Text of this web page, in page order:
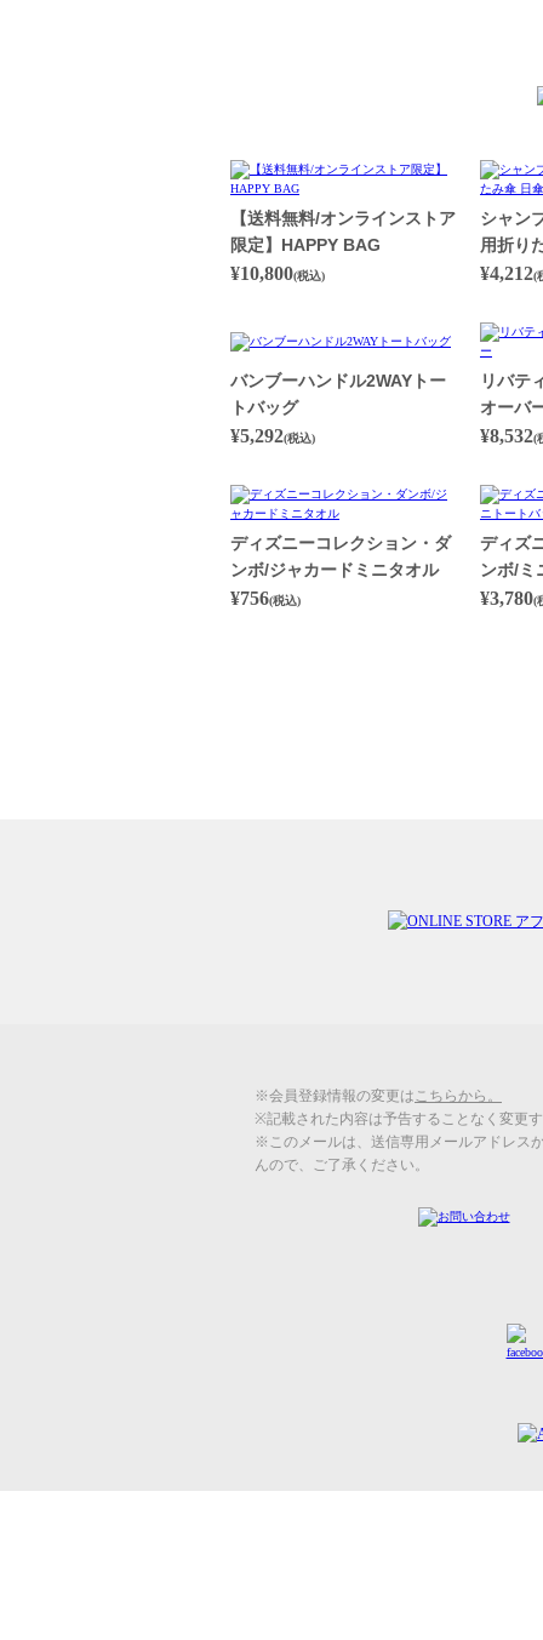
【送料無料/オンラインストア
限定】HAPPY BAG
シャン
用折り
¥10,800(税込) ¥4,212(
バンブーハンドル2WAYトー
トバッグ
リバテ
オーバ
¥5,292(税込) ¥8,532(
ディズニーコレクション・ダ
ンボ/ジャカードミニタオル
ディズ
ンボ/ミ
¥756(税込) ¥3,780(
※会員登録情報の変更はこちらから。
※記載された内容は予告することなく変更
※このメールは、送信専用メールアドレス
んので、ご了承ください。